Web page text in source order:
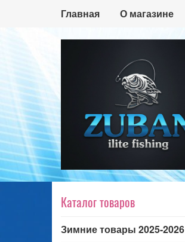
Главная О магазине
Каталог товаров
Зимние товары 2025-2026